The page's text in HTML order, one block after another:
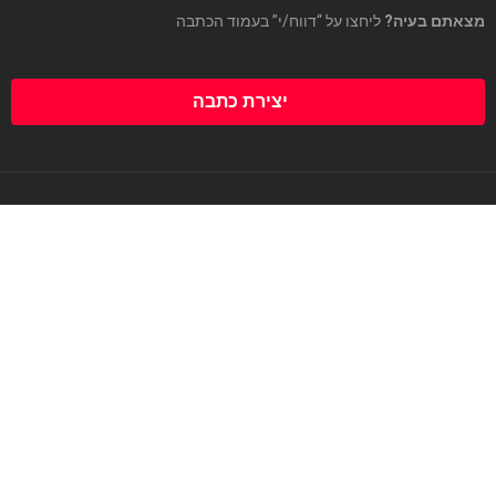
מצאתם בעיה? ליחצו על “דווח/י” בעמוד הכתבה
יצירת כתבה